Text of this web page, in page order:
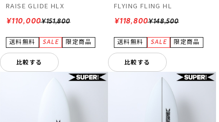
RAISE GLIDE HLX
¥151,800
¥110,000
比較する
FLYING FLING HL
¥148,500
¥118,800
比較する